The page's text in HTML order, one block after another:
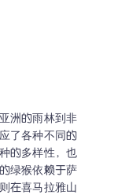
洲的雨林到非
了各种不同的
的多样性，也
绿猴依赖于萨
在喜马拉雅山